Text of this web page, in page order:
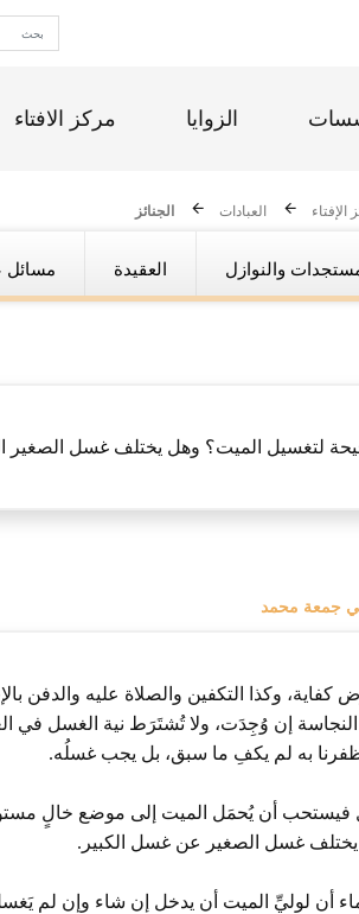
الزوايا مركز الافتاء
الإفتاء العبادات الجنائز
والنوازل العقيدة مسائل
لتغسيل الميت؟ وهل يختلف غسل الصغير
جمعة محمد
وكذا التكفين والصلاة عليه والدفن
النجاسة إن وُجِدَت، ولا تُشتَرَط نية الغسل في
به لم يكفِ ما سبق، بل يجب غسلُه.
فيستحب أن يُحمَل الميت إلى موضع خالٍ مستورٍ
يختلف غسل الصغير عن غسل الكبير.
أن لوليِّ الميت أن يدخل إن شاء وإن لم